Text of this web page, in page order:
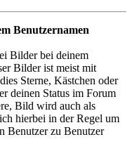
Benutzernamen
Bilder bei deinem
Bilder ist meist mit
Sterne, Kästchen oder
deinen Status im Forum
Bild wird auch als
hierbei in der Regel um
Benutzer zu Benutzer